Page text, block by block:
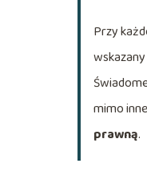
Przy
mimo
prawną.